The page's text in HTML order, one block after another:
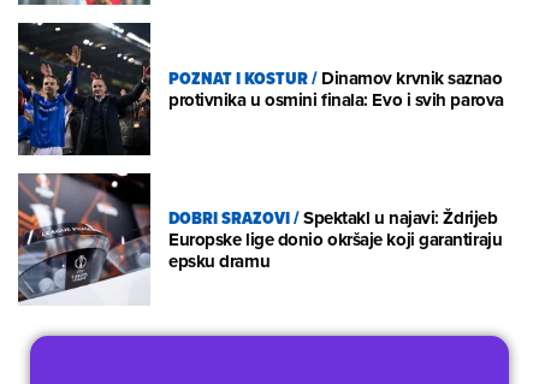
POZNAT I KOSTUR/Dinamov krvnik saznao
protivnika u osmini finala: Evo i svih parova
DOBRI SRAZOVI/Spektakl u najavi: Ždrijeb
Europske lige donio okršaje koji garantiraju
epsku dramu